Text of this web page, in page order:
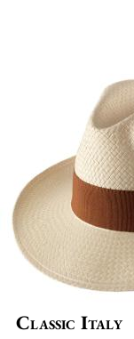
Classic Italy